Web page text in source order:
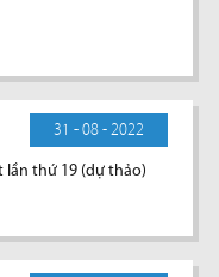
31 - 08 - 2022
lần thứ 19 (dự thảo)